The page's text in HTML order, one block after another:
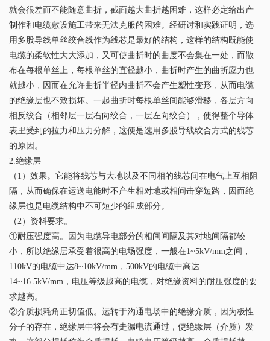
就会很差而不能随意曲折，截面越大曲折越困难，这样必定给出产
制作和电缆敷设施工带来无法克服的困难。经研讨和实践证明，选
用多股导线单丝绞合线作为线芯是最好的结构，这样的结构既能使
电缆的柔软性大大添加，又可使曲折时的曲度不会集在一处，而散
布在每根单丝上，每根单丝的直径越小，曲折时产生的曲折应力也
就越小，因而在允许曲折半径内曲折不会产生塑性变形，从而电缆
的绝缘层也不致损坏。一起曲折时每根单丝间能够滑移，各层方向
相反绞合（相邻层一层右向绞合，一层左向绞合），使得整个导体
表里受到的拉力和压力分解，这便是选用多股导线绞合方式的线芯
的原因。
2.绝缘层
（1）效果。它能将线芯与大地以及不同相的线芯间在电气上互相阻
隔，从而确保在运送电能时不产生相对地或相间击穿短路，因而绝
缘层也是电缆结构中不可短少的组成部分。
（2）资料要求。
①耐压强度高。因为电缆导电部分的相间间隔及其对地间隔都较
小，所以绝缘层承受着很高的电场强度，一般在1~5kV/mm之间，
110kV的电缆中达8~10kV/mm，500kV的电缆中高达
14~16.5kV/mm，电压等级越高的电缆，对绝缘资料的耐压强度的要
求越高。
②介质损耗角正切值低。运转于沟通电场中的绝缘介质，因为极性
分子的存在，绝缘层中将会有走漏电流通过，使绝缘层（介质）发